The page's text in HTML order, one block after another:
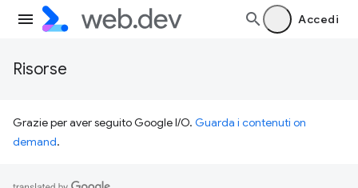
Accedi
Risorse
Grazie per aver seguito Google I/O. Guarda i contenuti on
demand.